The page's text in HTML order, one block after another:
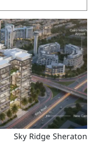
Sky Ridge Sheraton